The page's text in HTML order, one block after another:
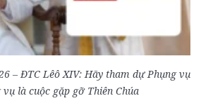
– ĐTC Lêô XIV: Hãy tham dự Phụng vụ
là cuộc gặp gỡ Thiên Chúa